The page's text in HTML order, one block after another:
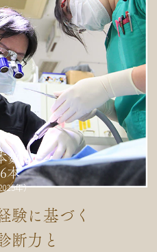
数
本
年）
験に基づく
断力と